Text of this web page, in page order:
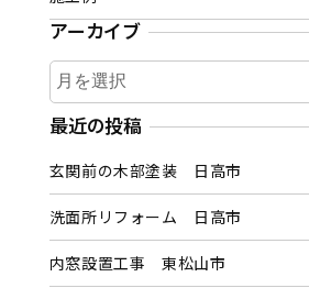
アーカイブ
ア
ー
カ
ブ
最近の投稿
玄関前の木部塗装 日高市
洗面所リフォーム 日高市
内窓設置工事 東松山市